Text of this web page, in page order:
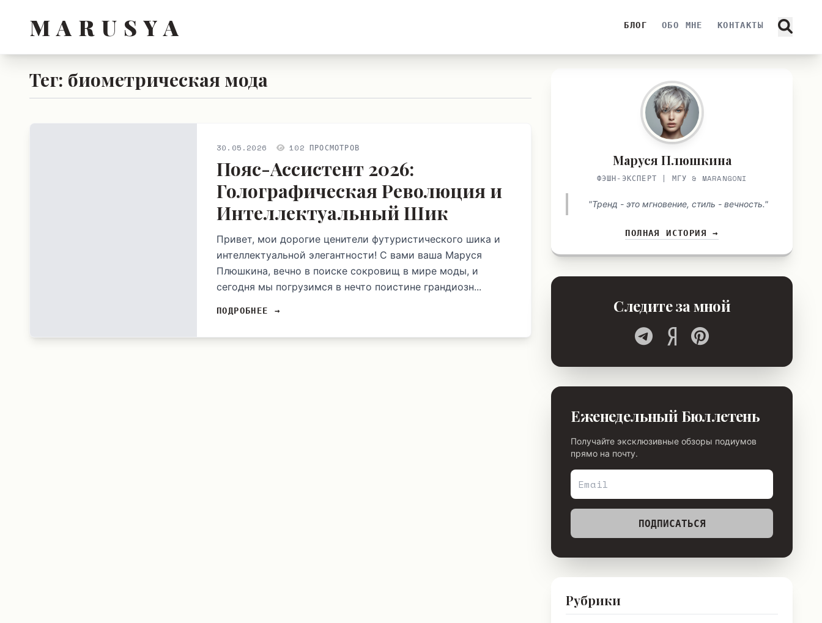
M A R U S Y A БЛОГ ОБО МНЕ КОНТАКТЫ
Тег: биометрическая мода
30.05.2026 102 ПРОСМОТРОВ
Пояс-Ассистент 2026:
Голографическая Революция и
Интеллектуальный Шик
Привет, мои дорогие ценители футуристического шика и
интеллектуальной элегантности! С вами ваша Маруся
Плюшкина, вечно в поиске сокровищ в мире моды, и
сегодня мы погрузимся в нечто поистине грандиозн...
ПОДРОБНЕЕ →
Маруся Плюшкина
ФЭШН-ЭКСПЕРТ | МГУ & MARANGONI
"Тренд - это мгновение, стиль - вечность."
ПОЛНАЯ ИСТОРИЯ →
Следите за мной
Еженедельный Бюллетень
Получайте эксклюзивные обзоры подиумов
прямо на почту.
ПОДПИСАТЬСЯ
Рубрики